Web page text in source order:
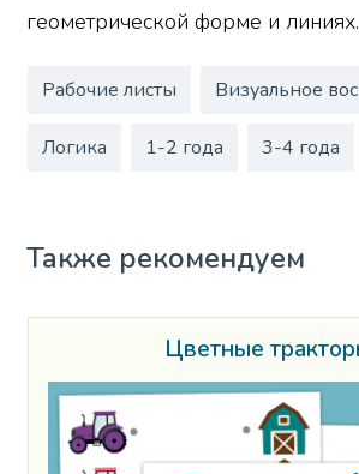
геометрической форме и линиях.
Рабочие листы Визуальное
Логика 1-2 года 3-4 года
Также рекомендуем
Цветные